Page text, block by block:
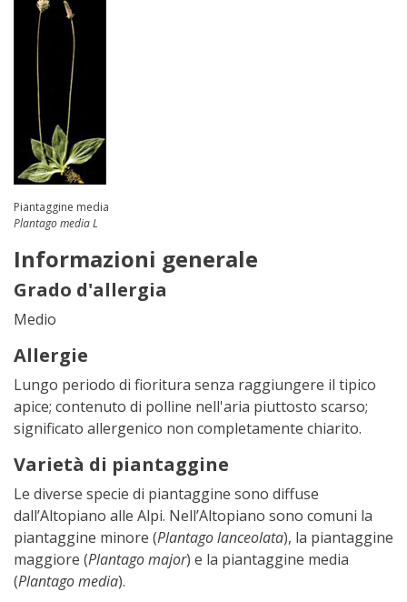
Piantaggine media
Plantago media L
Informazioni generale
Grado d'allergia
Medio
Allergie
Lungo periodo di fioritura senza raggiungere il tipico
apice; contenuto di polline nell'aria piuttosto scarso;
significato allergenico non completamente chiarito.
Varietà di piantaggine
Le diverse specie di piantaggine sono diffuse
dall’Altopiano alle Alpi. Nell’Altopiano sono comuni la
piantaggine minore (Plantago lanceolata), la piantaggine
maggiore (Plantago major) e la piantaggine media
(Plantago media).